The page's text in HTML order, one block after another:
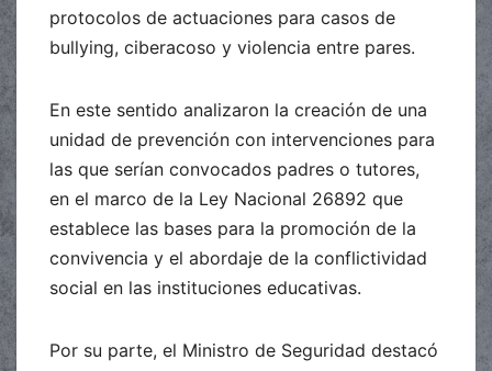
protocolos de actuaciones para casos de
bullying, ciberacoso y violencia entre pares.
En este sentido analizaron la creación de una
unidad de prevención con intervenciones para
las que serían convocados padres o tutores,
en el marco de la Ley Nacional 26892 que
establece las bases para la promoción de la
convivencia y el abordaje de la conflictividad
social en las instituciones educativas.
Por su parte, el Ministro de Seguridad destacó